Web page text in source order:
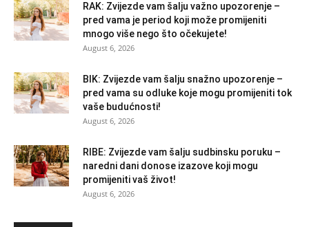
RAK: Zvijezde vam šalju važno upozorenje –
pred vama je period koji može promijeniti
mnogo više nego što očekujete!
August 6, 2026
BIK: Zvijezde vam šalju snažno upozorenje –
pred vama su odluke koje mogu promijeniti tok
vaše budućnosti!
August 6, 2026
RIBE: Zvijezde vam šalju sudbinsku poruku –
naredni dani donose izazove koji mogu
promijeniti vaš život!
August 6, 2026